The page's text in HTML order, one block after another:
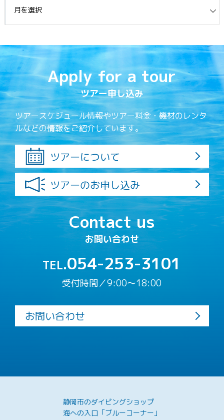
Apply for a tour
ツアー申し込み
ツアースケジュール情報やツアー料金・機材のレンタ
ルなどの情報をご紹介しています。
ツアーについて
ツアーのお申し込み
Contact us
お問い合わせ
TEL.054-253-3101
受付時間／9:00〜18:00
お問い合わせ
静岡市のダイビングショップ
海への入口「ブルーコーナー」